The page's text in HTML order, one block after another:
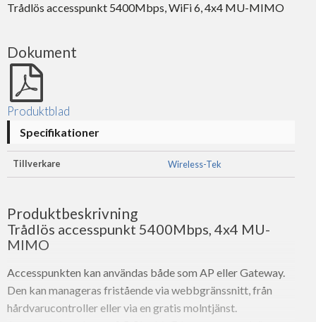
Trådlös accesspunkt 5400Mbps, WiFi 6, 4x4 MU-MIMO
Dokument
Produktblad
Specifikationer
Tillverkare Wireless-Tek
Produktbeskrivning
Trådlös accesspunkt 5400Mbps, 4x4 MU-
MIMO
Accesspunkten kan användas både som AP eller Gateway.
Den kan manageras fristående via webbgränssnitt, från
hårdvarucontroller eller via en gratis molntjänst.